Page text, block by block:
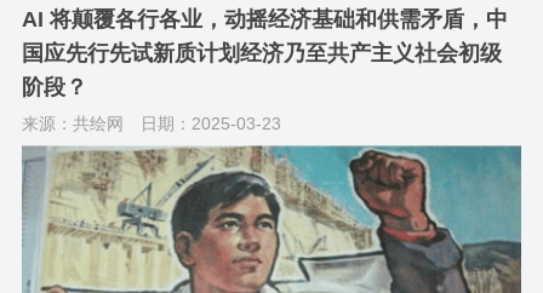
AI 将颠覆各行各业，动摇经济基础和供需矛盾，中
国应先行先试新质计划经济乃至共产主义社会初级
阶段？
来源：共绘网 日期：2025-03-23